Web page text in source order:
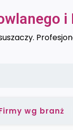
i
wg branż